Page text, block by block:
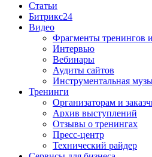
Статьи
Битрикс24
Видео
Фрагменты тренингов
Интервью
Вебинары
Аудиты сайтов
Инструментальная
Тренинги
Организаторам и
Архив выступлений
Отзывы о тренингах
Пресс-центр
Технический райдер